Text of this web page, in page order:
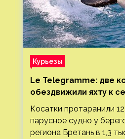
Курьезы
Le Telegramme: две
обездвижили яхту к
от Гибралтарского
Косатки протаранили
парусное судно у
региона Бретань в 1,3